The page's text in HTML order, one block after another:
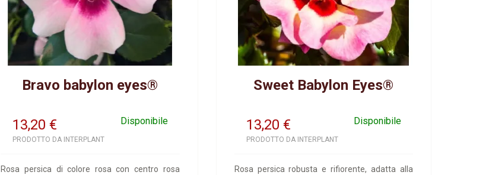
Bravo babylon eyes®
13,20 Disponibile
€
PRODOTTO DA INTERPLANT
Rosa persica di colore rosa con centro rosa
Sweet Babylon Eyes®
13,20 Disponibile
€
PRODOTTO DA INTERPLANT
Rosa persica robusta e rifiorente, adatta alla